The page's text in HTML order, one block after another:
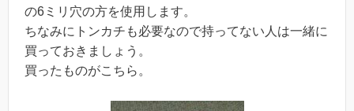
の6ミリ穴の方を使用します。
ちなみにトンカチも必要なので持ってない人は一緒に
買っておきましょう。
買ったものがこちら。